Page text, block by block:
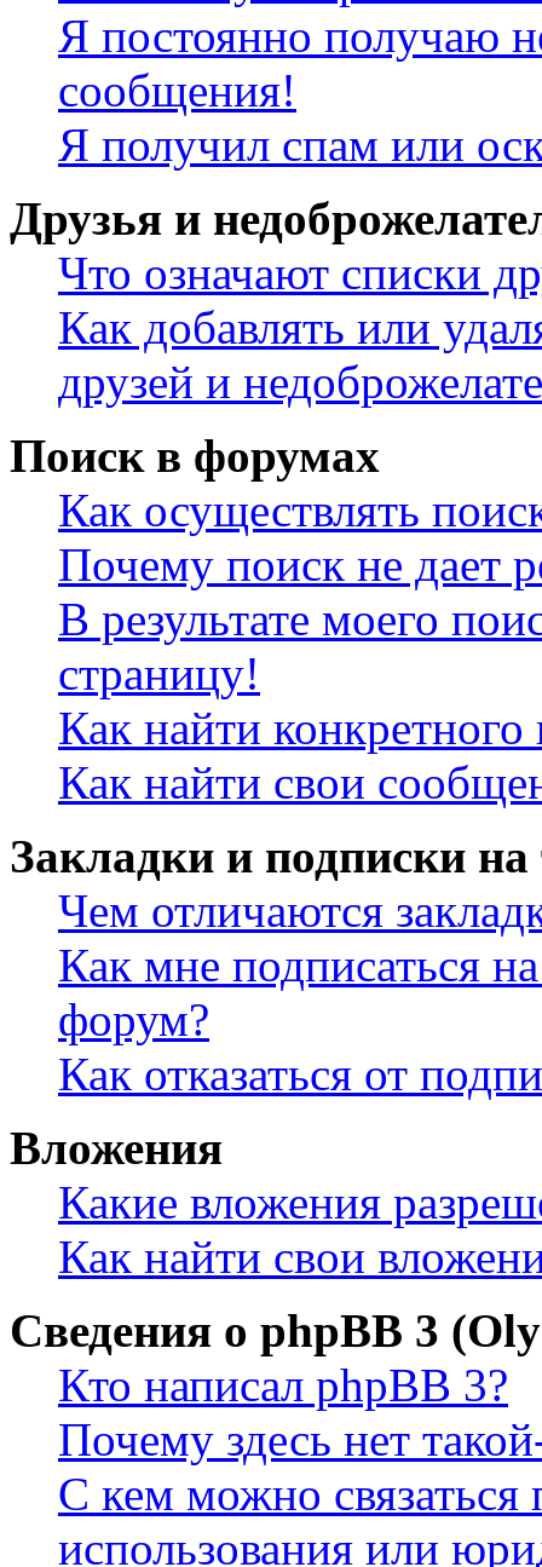
Я постоянно получаю
сообщения!
Я получил спам или
Друзья и
Что означают списки
Как добавлять или
друзей и
Поиск в форумах
Как осуществлять
Почему поиск не дает
В результате моего
страницу!
Как найти конкретного
Как найти свои
Закладки и подписки
Чем отличаются
Как мне подписаться
форум?
Как отказаться от
Вложения
Какие вложения
Как найти свои
Сведения о phpBB 3
Кто написал phpBB 3?
Почему здесь нет
С кем можно связаться
использования или